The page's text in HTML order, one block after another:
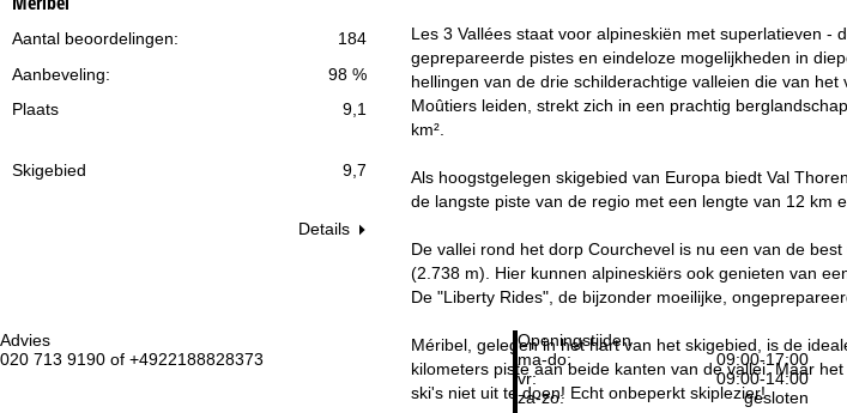
Advies
020 713 9190 of +4922188828373
Openingstijden
ma-do:
09:00-17:00
vr:
09:00-14:00
za-zo:
gesloten
184
Aantal beoordelingen:
98 %
Aanbeveling:
Plaats
9,1
Skigebied 9,7
Details
Les 3 Vallées staat voor alpineskiën met superlatieven
geprepareerde pistes en eindeloze mogelijkheden in
hellingen van de drie schilderachtige valleien die van
Moûtiers leiden, strekt zich in een prachtig
km².
Als hoogstgelegen skigebied van Europa biedt Val
de langste piste van de regio met een lengte van 12 km
De vallei rond het dorp Courchevel is nu een van de
(2.738 m). Hier kunnen alpineskiërs ook genieten van
De "Liberty Rides", de bijzonder moeilijke,
Méribel, gelegen in het hart van het skigebied, is de
kilometers piste aan beide kanten van de vallei. Maar
ski's niet uit te doen! Echt onbeperkt skiplezier!